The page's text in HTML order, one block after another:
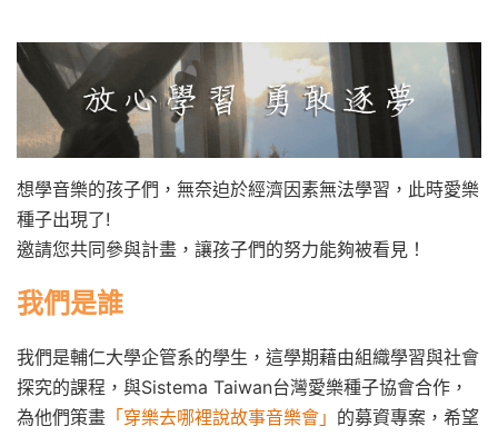
想學音樂的孩子們，無奈迫於經濟因素無法學習，此時愛樂
種子出現了!
邀請您共同參與計畫，讓孩子們的努力能夠被看見！
我們是誰
我們是輔仁大學企管系的學生，這學期藉由組織學習與社會
探究的課程，與Sistema Taiwan台灣愛樂種子協會合作，
為他們策畫 「穿樂去哪裡說故事音樂會」 的募資專案，希望